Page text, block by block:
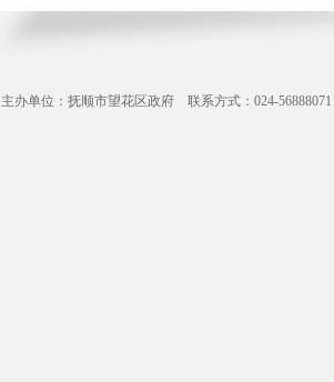
主办单位：抚顺市望花区政府 联系方式：024-